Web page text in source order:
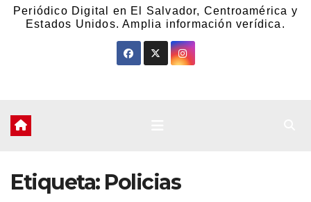
Periódico Digital en El Salvador, Centroamérica y
Estados Unidos. Amplia información verídica.
Etiqueta: Policias